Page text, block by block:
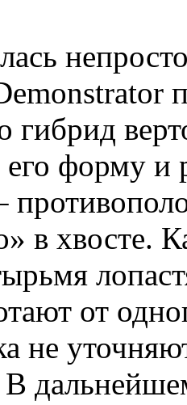
гибрид
его форму
в хвосте.
от
не